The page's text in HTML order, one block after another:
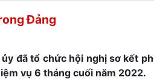
Đảng
đã tổ chức hội nghị sơ kết
vụ 6 tháng cuối năm 2022.